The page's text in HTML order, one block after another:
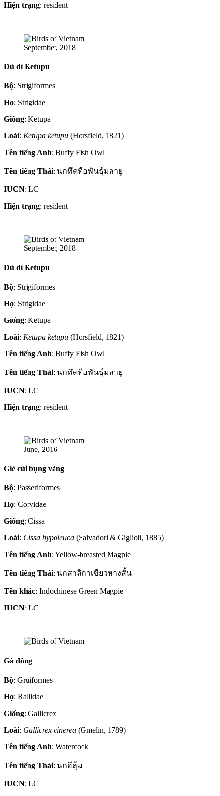
Hiện trạng: resident
September, 2018
Dù dì Ketupu
Bộ: Strigiformes
Họ: Strigidae
Giống: Ketupa
Loài: Ketupa ketupu (Horsfield, 1821)
Tên tiếng Anh: Buffy Fish Owl
Tên tiếng Thái: นกทึดทือพันธุ์มลายู
IUCN: LC
Hiện trạng: resident
September, 2018
Dù dì Ketupu
Bộ: Strigiformes
Họ: Strigidae
Giống: Ketupa
Loài: Ketupa ketupu (Horsfield, 1821)
Tên tiếng Anh: Buffy Fish Owl
Tên tiếng Thái: นกทึดทือพันธุ์มลายู
IUCN: LC
Hiện trạng: resident
June, 2016
Giẻ cùi bụng vàng
Bộ: Passeriformes
Họ: Corvidae
Giống: Cissa
Loài: Cissa hypoleuca (Salvadori & Giglioli, 1885)
Tên tiếng Anh: Yellow-breasted Magpie
Tên tiếng Thái: นกสาลิกาเขียวหางสั้น
Tên khác: Indochinese Green Magpie
IUCN: LC
Gà đồng
Bộ: Gruiformes
Họ: Rallidae
Giống: Gallicrex
Loài: Gallicrex cinerea (Gmelin, 1789)
Tên tiếng Anh: Watercock
Tên tiếng Thái: นกอีลุ้ม
IUCN: LC